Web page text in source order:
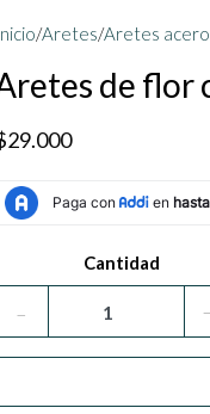
/Aretes/Aretes
de flor
Cantidad
-